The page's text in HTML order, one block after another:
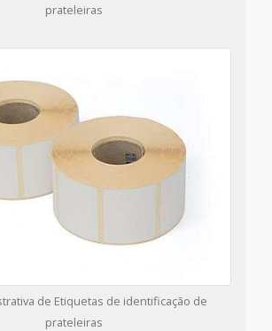
prateleiras
de Etiquetas de identificação de
prateleiras